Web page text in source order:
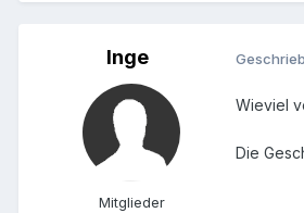
Inge
Mitglieder
Wieviel
Die